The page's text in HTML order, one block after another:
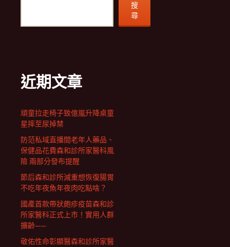
搜
尋
近期文章
頑童拉走椅子致億嵐升降桌童
星摔至尿掉禁
防范私域直播間老年人藥品、
保健品花費森和診所家醫科風
險 兩部分發布提醒
節后森和診所減重想恢復腸胃
不吃年夜魚年夜肉吃點啥？
國產首款帶狀皰疹疫苗森和診
所家醫科正式上市！實用人群
擴齡——
敬佑性命彰顯醫森和診所家醫